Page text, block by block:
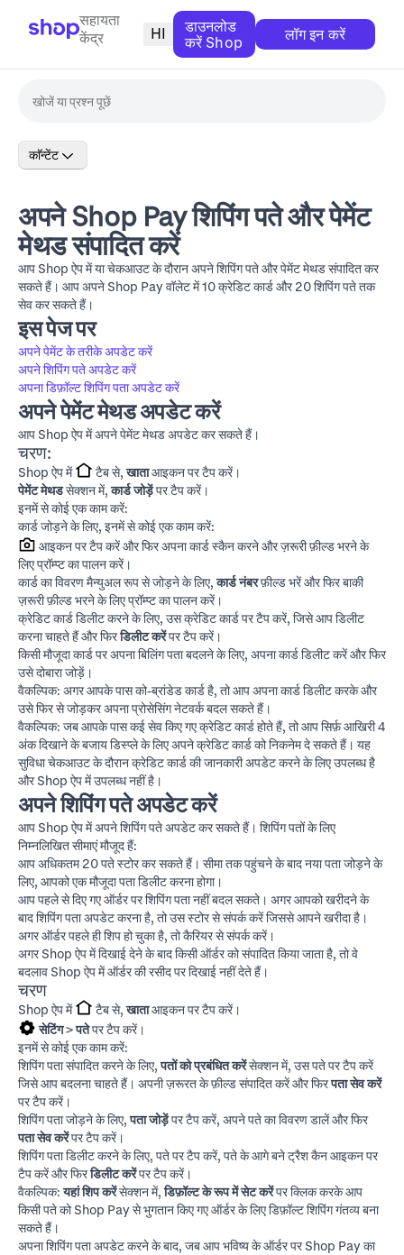
सहायता
केंद्र
HI
डाउनलोड
करें Shop
लॉग इन करें
काॅन्टेंट
अपने Shop Pay शिपिंग पते और पेमेंट
मेथड संपादित करें
आप Shop ऐप में या चेकआउट के दौरान अपने शिपिंग पते और पेमेंट मेथड संपादित कर
सकते हैं। आप अपने Shop Pay वॉलेट में 10 क्रेडिट कार्ड और 20 शिपिंग पते तक
सेव कर सकते हैं।
इस पेज पर
अपने पेमेंट के तरीके अपडेट करें
अपने शिपिंग पते अपडेट करें
अपना डिफ़ॉल्ट शिपिंग पता अपडेट करें
अपने पेमेंट मेथड अपडेट करें
आप Shop ऐप में अपने पेमेंट मेथड अपडेट कर सकते हैं।
चरण:
Shop ऐप में टैब से,खाताआइकन पर टैप करें।
पेमेंट मेथडसेक्शन में,कार्ड जोड़ेंपर टैप करें।
इनमें से कोई एक काम करें:
कार्ड जोड़ने के लिए, इनमें से कोई एक काम करें:
आइकन पर टैप करें और फिर अपना कार्ड स्कैन करने और ज़रूरी फ़ील्ड भरने के
लिए प्रॉम्प्ट का पालन करें।
कार्ड का विवरण मैन्युअल रूप से जोड़ने के लिए,कार्ड नंबरफ़ील्ड भरें और फिर बाकी
ज़रूरी फ़ील्ड भरने के लिए प्रॉम्प्ट का पालन करें।
क्रेडिट कार्ड डिलीट करने के लिए, उस क्रेडिट कार्ड पर टैप करें, जिसे आप डिलीट
करना चाहते हैं और फिरडिलीट करेंपर टैप करें।
किसी मौजूदा कार्ड पर अपना बिलिंग पता बदलने के लिए, अपना कार्ड डिलीट करें और फिर
उसे दोबारा जोड़ें।
वैकल्पिक: अगर आपके पास को-ब्रांडेड कार्ड है, तो आप अपना कार्ड डिलीट करके और
उसे फिर से जोड़कर अपना प्रोसेसिंग नेटवर्क बदल सकते हैं।
वैकल्पिक: जब आपके पास कई सेव किए गए क्रेडिट कार्ड होते हैं, तो आप सिर्फ़ आखिरी 4
अंक दिखाने के बजाय डिस्प्ले के लिए अपने क्रेडिट कार्ड को निकनेम दे सकते हैं। यह
सुविधा चेकआउट के दौरान क्रेडिट कार्ड की जानकारी अपडेट करने के लिए उपलब्ध है
और Shop ऐप में उपलब्ध नहीं है।
अपने शिपिंग पते अपडेट करें
आप Shop ऐप में अपने शिपिंग पते अपडेट कर सकते हैं। शिपिंग पतों के लिए
निम्नलिखित सीमाएं मौजूद हैं:
आप अधिकतम 20 पते स्टोर कर सकते हैं। सीमा तक पहुंचने के बाद नया पता जोड़ने के
लिए, आपको एक मौजूदा पता डिलीट करना होगा।
आप पहले से दिए गए ऑर्डर पर शिपिंग पता नहीं बदल सकते। अगर आपको खरीदने के
बाद शिपिंग पता अपडेट करना है, तो उस स्टोर से संपर्क करें जिससे आपने खरीदा है।
अगर ऑर्डर पहले ही शिप हो चुका है, तो कैरियर से संपर्क करें।
अगर Shop ऐप में दिखाई देने के बाद किसी ऑर्डर को संपादित किया जाता है, तो वे
बदलाव Shop ऐप में ऑर्डर की रसीद पर दिखाई नहीं देते हैं।
चरण
Shop ऐप में टैब से,खाताआइकन पर टैप करें।
सेटिंग>पतेपर टैप करें।
इनमें से कोई एक काम करें:
शिपिंग पता संपादित करने के लिए,पतों को प्रबंधित करेंसेक्शन में, उस पते पर टैप करें
जिसे आप बदलना चाहते हैं। अपनी ज़रूरत के फ़ील्ड संपादित करें और फिरपता सेव करें
पर टैप करें।
शिपिंग पता जोड़ने के लिए,पता जोड़ेंपर टैप करें, अपने पते का विवरण डालें और फिर
पता सेव करेंपर टैप करें।
शिपिंग पता डिलीट करने के लिए, पते पर टैप करें, पते के आगे बने ट्रैश कैन आइकन पर
टैप करें और फिरडिलीट करेंपर टैप करें।
वैकल्पिक:यहां शिप करेंसेक्शन में,डिफ़ॉल्ट के रूप में सेट करेंपर क्लिक करके आप
किसी पते को Shop Pay से भुगतान किए गए ऑर्डर के लिए डिफ़ॉल्ट शिपिंग गंतव्य बना
सकते हैं।
अपना शिपिंग पता अपडेट करने के बाद, जब आप भविष्य के ऑर्डर पर Shop Pay का